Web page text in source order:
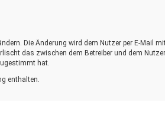
Die Änderung wird dem Nutzer per E-Mail
das zwischen dem Betreiber und dem
hat.
enthalten.